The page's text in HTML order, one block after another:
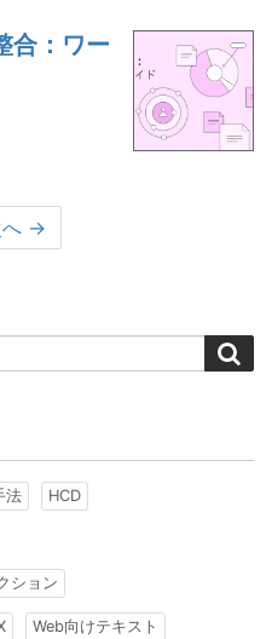
合：ワー
へ →
法 HCD
ション
Web向けテキスト